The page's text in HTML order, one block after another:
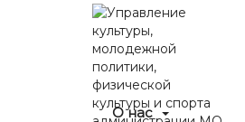
О нас